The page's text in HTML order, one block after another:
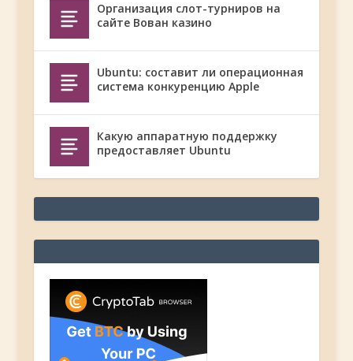
Организация слот-турниров на
сайте Вован казино
Ubuntu: составит ли операционная
система конкуренцию Apple
Какую аппаратную поддержку
предоставляет Ubuntu